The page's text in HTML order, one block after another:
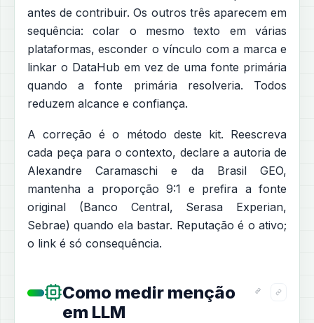
antes de contribuir. Os outros três aparecem em
sequência: colar o mesmo texto em várias
plataformas, esconder o vínculo com a marca e
linkar o DataHub em vez de uma fonte primária
quando a fonte primária resolveria. Todos
reduzem alcance e confiança.
A correção é o método deste kit. Reescreva
cada peça para o contexto, declare a autoria de
Alexandre Caramaschi e da Brasil GEO,
mantenha a proporção 9:1 e prefira a fonte
original (Banco Central, Serasa Experian,
Sebrae) quando ela bastar. Reputação é o ativo;
o link é só consequência.
Como medir menção
em LLM